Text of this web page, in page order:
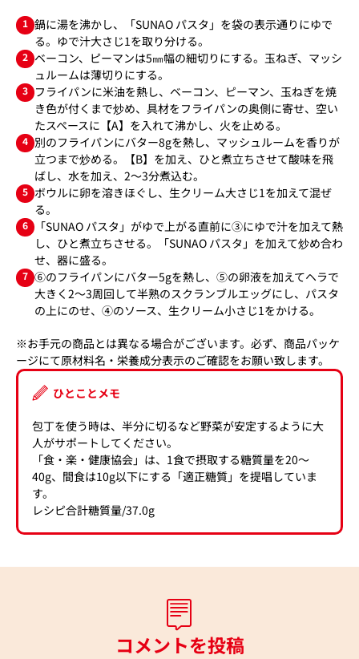
1 鍋に湯を沸かし、「SUNAO パスタ」を袋の表示通りにゆで
る。ゆで汁大さじ1を取り分ける。
2 ベーコン、ピーマンは5㎜幅の細切りにする。玉ねぎ、マッシ
ュルームは薄切りにする。
3 フライパンに米油を熱し、ベーコン、ピーマン、玉ねぎを焼
き色が付くまで炒め、具材をフライパンの奥側に寄せ、空い
たスペースに【A】を入れて沸かし、火を止める。
4 別のフライパンにバター8gを熱し、マッシュルームを香りが
立つまで炒める。【B】を加え、ひと煮立ちさせて酸味を飛
ばし、水を加え、2～3分煮込む。
5 ボウルに卵を溶きほぐし、生クリーム大さじ1を加えて混ぜ
る。
6
「SUNAO パスタ」がゆで上がる直前に③にゆで汁を加えて熱
し、ひと煮立ちさせる。「SUNAO パスタ」を加えて炒め合わ
せ、器に盛る。
7 ⑥のフライパンにバター5gを熱し、⑤の卵液を加えてヘラで
大きく2～3周回して半熟のスクランブルエッグにし、パスタ
の上にのせ、④のソース、生クリーム小さじ1をかける。
※お手元の商品とは異なる場合がございます。必ず、商品パッケ
ージにて原材料名・栄養成分表示のご確認をお願い致します。
ひとことメモ
包丁を使う時は、半分に切るなど野菜が安定するように大
人がサポートしてください。
「食・楽・健康協会」は、1食で摂取する糖質量を20～
40g、間食は10g以下にする「適正糖質」を提唱していま
す。
レシピ合計糖質量/37.0g
コメントを投稿